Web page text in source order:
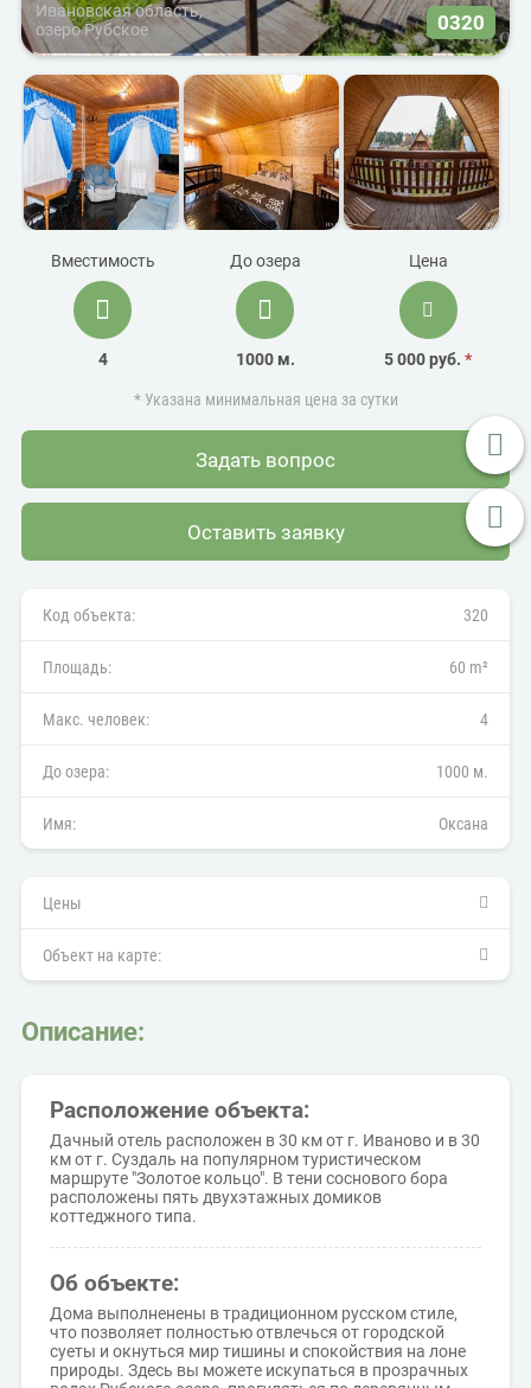
Ивановская область,
озеро Рубское
0320
Вместимость
4
До озера
1000 м.
Цена
5 000 руб.*
* Указана минимальная цена за сутки
Задать вопрос
Оставить заявку
Код объекта: 320
Площадь: 60 m²
Макс. человек: 4
До озера: 1000 м.
Имя: Оксана
Цены
Объект на карте:
Описание:
Расположение объекта:
Дачный отель расположен в 30 км от г. Иваново и в 30
км от г. Суздаль на популярном туристическом
маршруте "Золотое кольцо". В тени соснового бора
расположены пять двухэтажных домиков
коттеджного типа.
Об объекте:
Дома выполненены в традиционном русском стиле,
что позволяет полностью отвлечься от городской
суеты и окнуться мир тишины и спокойствия на лоне
природы. Здесь вы можете искупаться в прозрачных